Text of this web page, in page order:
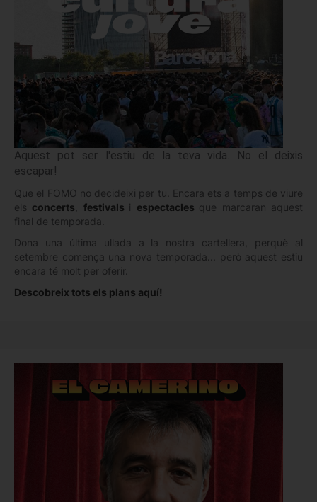
Aquest pot ser l'estiu de la teva vida. No el deixis
escapar!
Que el FOMO no decideixi per tu. Encara ets a temps de viure
els concerts festivals i espectacles que marcaran aquest
final de temporada.
Dona una última ullada a la nostra cartellera, perquè al
setembre comença una nova temporada... però aquest estiu
encara té molt per oferir.
Descobreix tots els plans aquí!